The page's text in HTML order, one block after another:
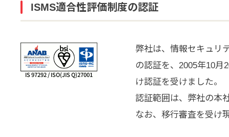
ISMS適合性評価制度の認証
弊社は、情報セキュリ
の認証を、2005年10月
け認証を受けました。
認証範囲は、弊社の本
なお、移行審査を受け